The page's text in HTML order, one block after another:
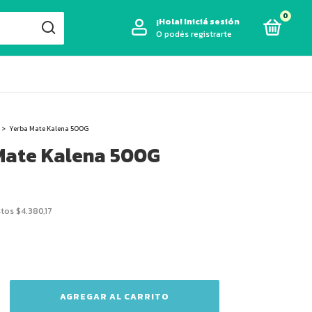
¡Hola!Iniciá sesión
O podés registrarte
0
> Yerba Mate Kalena 500G
Kalena 500G
$4.380,17